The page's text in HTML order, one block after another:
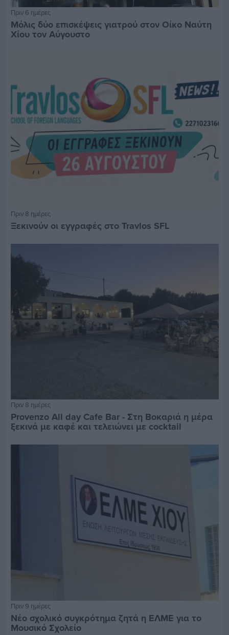
Πριν 6 ημέρες
Μόλις δύο επισκέψεις γιατρού στον Οίκο Ναύτη
Χίου τον Αύγουστο
Πριν 8 ημέρες
Ξεκινούν οι εγγραφές στο Travlos SFL
Πριν 8 ημέρες
Provenzo All day Cafe Bar - Στη Βοκαριά η μέρα
ξεκινά με καφέ και τελειώνει με cocktail
Πριν 9 ημέρες
Νέο σχολικό συγκρότημα ζητά η ΕΛΜΕ για το
Μουσικό Σχολείο